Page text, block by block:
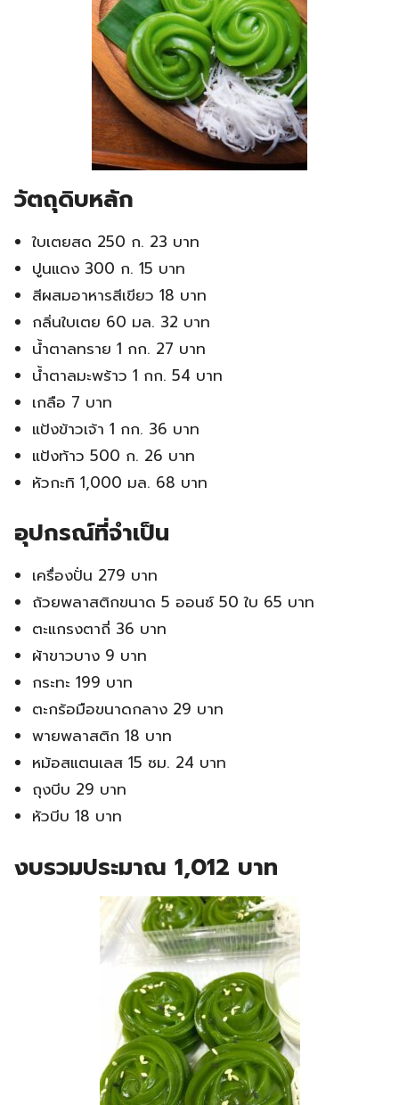
วัตถุดิบหลัก
ใบเตยสด 250 ก. 23 บาท
ปูนแดง 300 ก. 15 บาท
สีผสมอาหารสีเขียว 18 บาท
กลิ่นใบเตย 60 มล. 32 บาท
น้ำตาลทราย 1 กก. 27 บาท
น้ำตาลมะพร้าว 1 กก. 54 บาท
เกลือ 7 บาท
แป้งข้าวเจ้า 1 กก. 36 บาท
แป้งท้าว 500 ก. 26 บาท
หัวกะทิ 1,000 มล. 68 บาท
อุปกรณ์ที่จำเป็น
เครื่องปั่น 279 บาท
ถ้วยพลาสติกขนาด 5 ออนซ์ 50 ใบ 65 บาท
ตะแกรงตาถี่ 36 บาท
ผ้าขาวบาง 9 บาท
กระทะ 199 บาท
ตะกร้อมือขนาดกลาง 29 บาท
พายพลาสติก 18 บาท
หม้อสแตนเลส 15 ซม. 24 บาท
ถุงบีบ 29 บาท
หัวบีบ 18 บาท
งบรวมประมาณ 1,012 บาท